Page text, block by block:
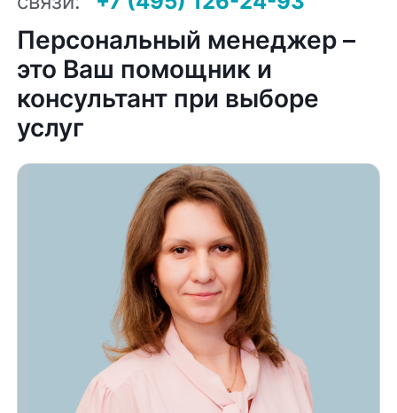
Персональный менеджер –
это Ваш помощник и
консультант при выборе
услуг